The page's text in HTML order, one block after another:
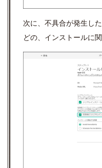
次に、不具合が発生し
どの、インストールに